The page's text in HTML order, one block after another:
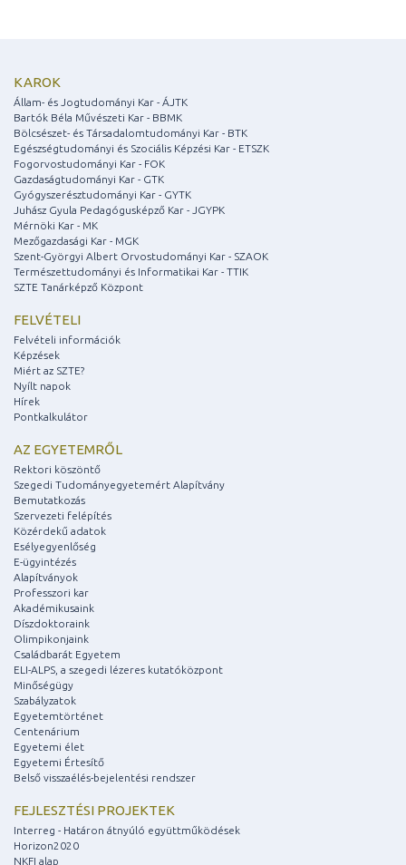
KAROK
Állam- és Jogtudományi Kar - ÁJTK
Bartók Béla Művészeti Kar - BBMK
Bölcsészet- és Társadalomtudományi Kar - BTK
Egészségtudományi és Szociális Képzési Kar - ETSZK
Fogorvostudományi Kar - FOK
Gazdaságtudományi Kar - GTK
Gyógyszerésztudományi Kar - GYTK
Juhász Gyula Pedagógusképző Kar - JGYPK
Mérnöki Kar - MK
Mezőgazdasági Kar - MGK
Szent-Györgyi Albert Orvostudományi Kar - SZAOK
Természettudományi és Informatikai Kar - TTIK
SZTE Tanárképző Központ
FELVÉTELI
Felvételi információk
Képzések
Miért az SZTE?
Nyílt napok
Hírek
Pontkalkulátor
AZ EGYETEMRŐL
Rektori köszöntő
Szegedi Tudományegyetemért Alapítvány
Bemutatkozás
Szervezeti felépítés
Közérdekű adatok
Esélyegyenlőség
E-ügyintézés
Alapítványok
Professzori kar
Akadémikusaink
Díszdoktoraink
Olimpikonjaink
Családbarát Egyetem
ELI-ALPS, a szegedi lézeres kutatóközpont
Minőségügy
Szabályzatok
Egyetemtörténet
Centenárium
Egyetemi élet
Egyetemi Értesítő
Belső visszaélés-bejelentési rendszer
FEJLESZTÉSI PROJEKTEK
Interreg - Határon átnyúló együttműködések
Horizon2020
NKFI alap